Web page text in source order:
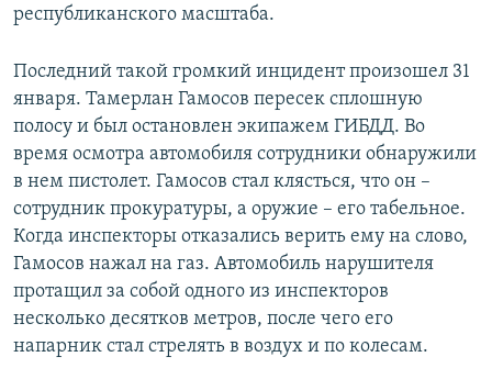
республиканского масштаба.
Последний такой громкий инцидент произошел 31
января. Тамерлан Гамосов пересек сплошную
полосу и был остановлен экипажем ГИБДД. Во
время осмотра автомобиля сотрудники обнаружили
в нем пистолет. Гамосов стал клясться, что он –
сотрудник прокуратуры, а оружие – его табельное.
Когда инспекторы отказались верить ему на слово,
Гамосов нажал на газ. Автомобиль нарушителя
протащил за собой одного из инспекторов
несколько десятков метров, после чего его
напарник стал стрелять в воздух и по колесам.